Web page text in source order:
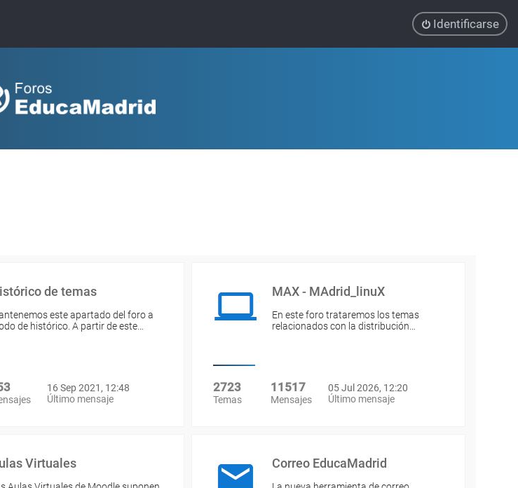
Identificarse
de temas
este apartado del foro a
de histórico. A partir de este…
16 Sep 2021, 12:48
Último mensaje
MAX - MAdrid_linuX
En este foro trataremos los temas
relacionados con la distribución…
2723
Temas
11517
Mensajes
05 Jul 2026, 12:20
Último mensaje
Virtuales Correo EducaMadrid